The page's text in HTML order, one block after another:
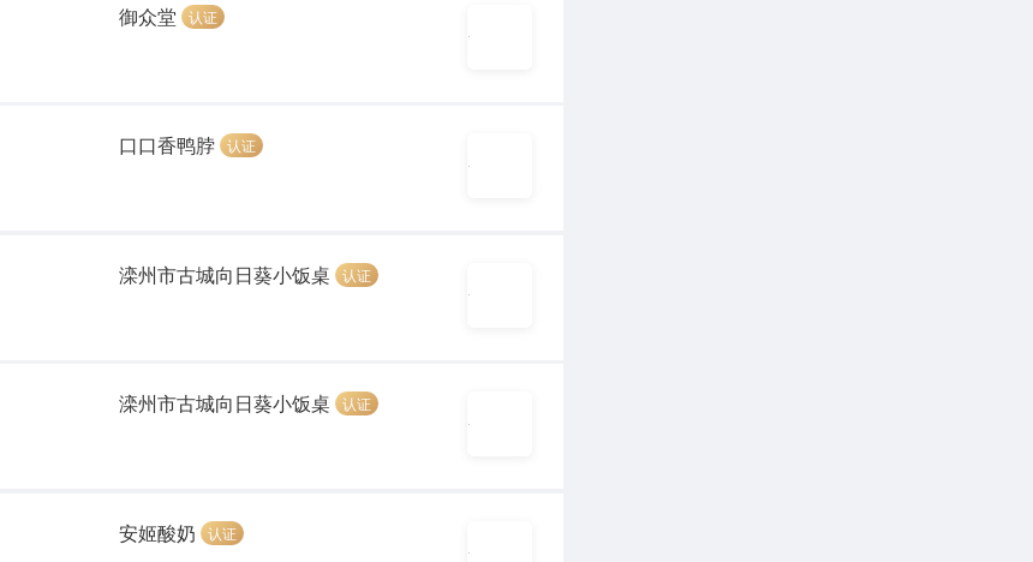
御众堂 认证
口口香鸭脖 认证
滦州市古城向日葵小饭桌 认证
滦州市古城向日葵小饭桌 认证
安姬酸奶 认证